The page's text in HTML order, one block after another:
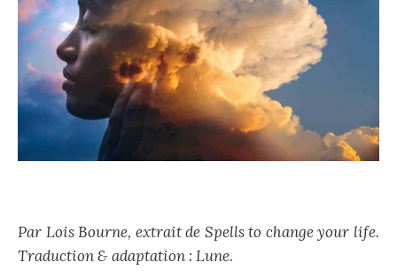
Par Lois Bourne, extrait de Spells to change your life.
Traduction & adaptation : Lune.